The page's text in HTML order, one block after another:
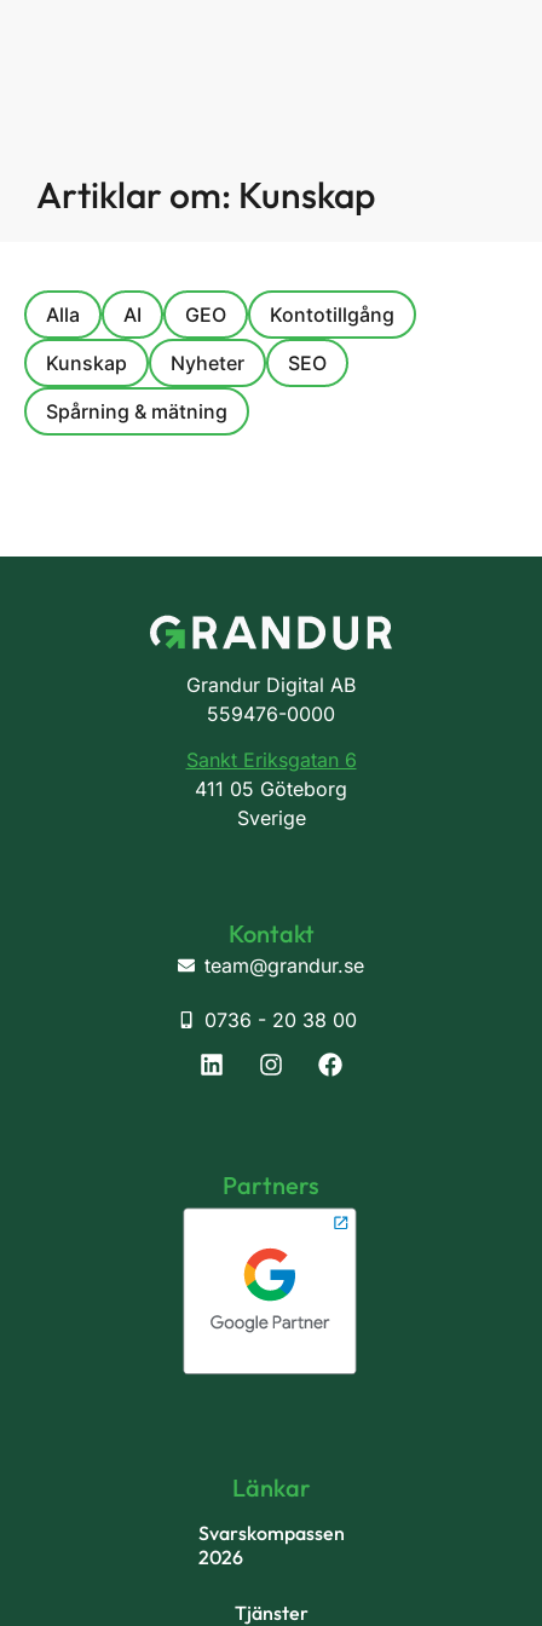
Artiklar om: Kunskap
Alla AI GEO
Kontotillgång
Kunskap
Nyheter
SEO
Spårning & mätning
Grandur Digital AB
559476-0000
Sankt Eriksgatan 6
411 05 Göteborg
Sverige
Kontakt
team@grandur.se
0736 - 20 38 00
Partners
Länkar
Svarskompassen
2026
Tjänster